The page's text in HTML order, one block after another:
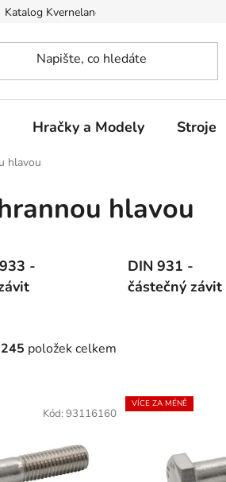
Katalog Kverneland
Hračky a Modely Stroje
hlavou
hlavou
-
DIN 931 -
částečný závit
245 položek celkem
Kód: 93116160
VÍCE ZA MÉNĚ